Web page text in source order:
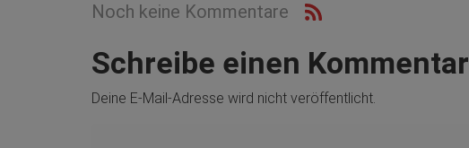
Noch keine Kommentare
Schreibe einen Kommentar
Deine E-Mail-Adresse wird nicht veröffentlicht.